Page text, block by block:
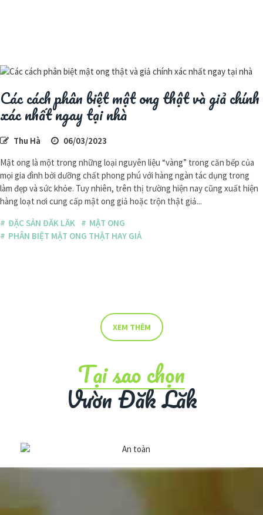
Các cách phân biệt mật ong thật và giả chính
xác nhất ngay tại nhà
Thu Hà
06/03/2023
Mật ong là một trong những loại nguyên liệu “vàng” trong căn bếp của
mọi gia đình bởi dưỡng chất phong phú với hàng ngàn tác dụng trong
làm đẹp và sức khỏe. Tuy nhiên, trên thị trường hiện nay cũng xuất hiện
hàng loạt nơi cung cấp mật ong giả hoặc trộn thật giả...
ĐẶC SẢN ĐĂK LĂK
MẬT ONG
PHÂN BIỆT MẬT ONG THẬT HAY GIẢ
XEM THÊM
Tại sao chọn
Vườn Đăk Lăk